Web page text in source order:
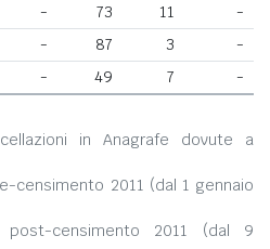
- 73 11
-
- 87 3
-
- 49 7 -
in Anagrafe dovute a
censimento 2011 (dal 1 gennaio
post-censimento 2011 (dal 9